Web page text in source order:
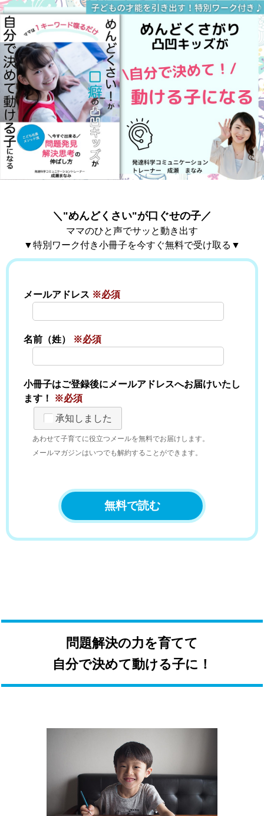
＼"めんどくさい"が口ぐせの子／
ママのひと声でサッと動き出す
▼特別ワーク付き小冊子を今すぐ無料で受け取る▼
メールアドレス ※必須
名前（姓） ※必須
小冊子はご登録後にメールアドレスへお届けいたし
ます！
※必須
承知しました
あわせて子育てに役立つメールを無料でお届けします。
メールマガジンはいつでも解約することができます。
問題解決の力を育てて
自分で決めて動ける子に！